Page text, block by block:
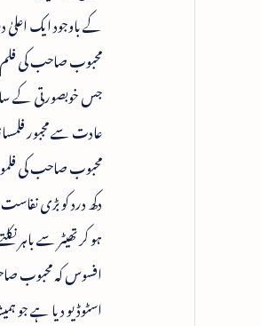
کے باوجود ایک
محبوب صاحب کی
جس خوبصورتی کے
عادت سے مجبور
محبوب صاحب کی
دکھ درد کو بڑی
ہو کر تھیٹر سے باہر
افسوس کہ محبوب
اسٹوڈیو دیا ہے جو